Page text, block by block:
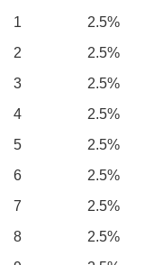
1
2.5%
2
2.5%
3
2.5%
4
2.5%
5
2.5%
6
2.5%
7
2.5%
8
2.5%